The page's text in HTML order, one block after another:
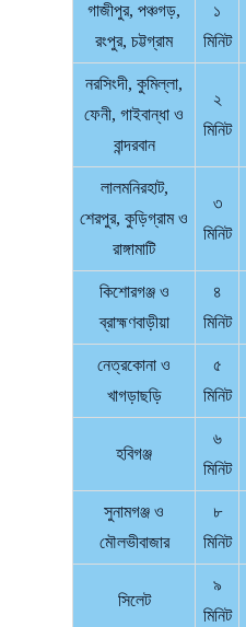
গাজীপুর, পঞ্চগড়,
রংপুর, চট্টগ্রাম
১
মিনিট
নরসিংদী, কুমিল্লা,
ফেনী, গাইবান্ধা ও
বান্দরবান
২
মিনিট
লালমনিরহাট,
শেরপুর, কুড়িগ্রাম ও
রাঙ্গামাটি
৩
মিনিট
কিশোরগঞ্জ ও
ব্রাহ্মণবাড়ীয়া
৪
মিনিট
নেত্রকোনা ও
খাগড়াছড়ি
৫
মিনিট
হবিগঞ্জ
৬
মিনিট
সুনামগঞ্জ ও
মৌলভীবাজার
৮
মিনিট
সিলেট
৯
মিনিট